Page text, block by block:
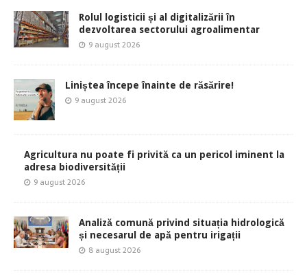
Rolul logisticii și al digitalizării în
dezvoltarea sectorului agroalimentar
9 august 2026
Liniștea începe înainte de răsărire!
9 august 2026
Agricultura nu poate fi privită ca un pericol iminent la
adresa biodiversității
9 august 2026
Analiză comună privind situația hidrologică
și necesarul de apă pentru irigații
8 august 2026